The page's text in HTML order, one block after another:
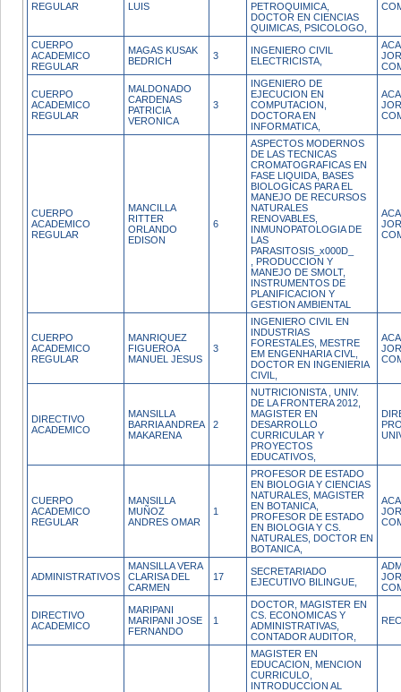
REGULAR
LUIS
PETROQUIMICA,
DOCTOR EN CIENCIAS
QUIMICAS, PSICOLOGO,
CUERPO
ACADEMICO
REGULAR
MAGAS KUSAK
BEDRICH
3
INGENIERO CIVIL
ELECTRICISTA,
CUERPO
ACADEMICO
REGULAR
MALDONADO
CARDENAS
PATRICIA
VERONICA
3
INGENIERO DE
EJECUCION EN
COMPUTACION,
DOCTORA EN
INFORMATICA,
CUERPO
ACADEMICO
REGULAR
MANCILLA
RITTER
ORLANDO
EDISON
6
ASPECTOS MODERNOS
DE LAS TECNICAS
CROMATOGRAFICAS EN
FASE LIQUIDA, BASES
BIOLOGICAS PARA EL
MANEJO DE RECURSOS
NATURALES
RENOVABLES,
INMUNOPATOLOGIA DE
LAS
PARASITOSIS_x000D_
, PRODUCCION Y
MANEJO DE SMOLT,
INSTRUMENTOS DE
PLANIFICACION Y
GESTION AMBIENTAL
CUERPO
ACADEMICO
REGULAR
MANRIQUEZ
FIGUEROA
MANUEL JESUS
3
INGENIERO CIVIL EN
INDUSTRIAS
FORESTALES, MESTRE
EM ENGENHARIA CIVL,
DOCTOR EN INGENIERIA
CIVIL,
DIRECTIVO
ACADEMICO
MANSILLA
BARRIA ANDREA
MAKARENA
2
NUTRICIONISTA , UNIV.
DE LA FRONTERA 2012,
MAGISTER EN
DESARROLLO
CURRICULAR Y
PROYECTOS
EDUCATIVOS,
CUERPO
ACADEMICO
REGULAR
MANSILLA
MUÑOZ
ANDRES OMAR
1
PROFESOR DE ESTADO
EN BIOLOGIA Y CIENCIAS
NATURALES, MAGISTER
EN BOTANICA,
PROFESOR DE ESTADO
EN BIOLOGIA Y CS.
NATURALES, DOCTOR EN
BOTANICA,
ADMINISTRATIVOS
MANSILLA VERA
CLARISA DEL
CARMEN
17
SECRETARIADO
EJECUTIVO BILINGUE,
DIRECTIVO
ACADEMICO
MARIPANI
MARIPANI JOSE
FERNANDO
1
DOCTOR, MAGISTER EN
CS. ECONOMICAS Y
ADMINISTRATIVAS,
CONTADOR AUDITOR,
MAGISTER EN
EDUCACION, MENCION
CURRICULO,
INTRODUCCION AL